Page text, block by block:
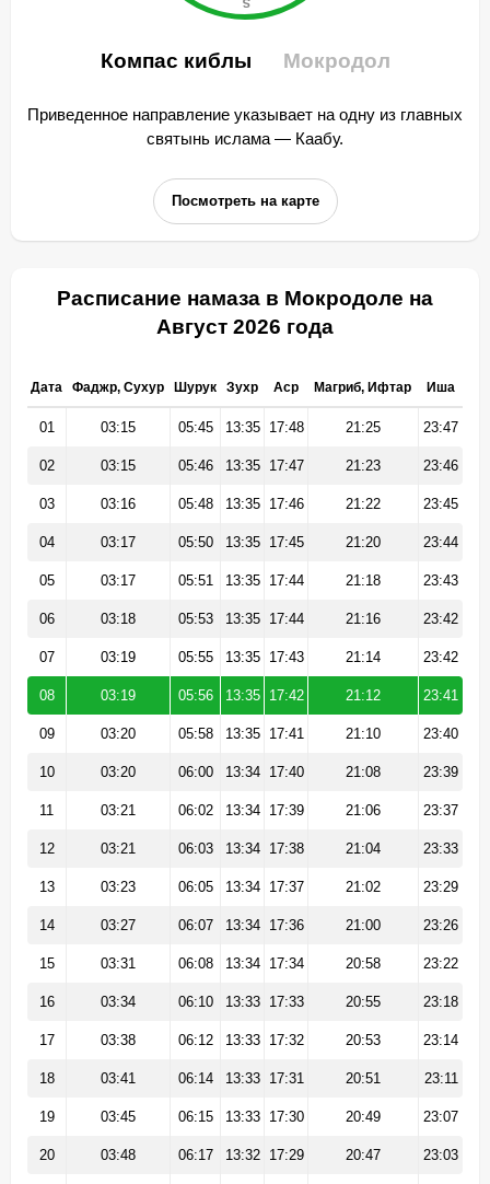
Компас киблы Мокродол
Приведенное направление указывает на одну из главных
святынь ислама — Каабу.
Посмотреть на карте
Расписание намаза в Мокродоле на
Август 2026 года
Дата Фаджр, Сухур Шурук Зухр Аср Магриб, Ифтар Иша
01 03:15 05:45 13:35 17:48 21:25 23:47
02 03:15 05:46 13:35 17:47 21:23 23:46
03 03:16 05:48 13:35 17:46 21:22 23:45
04 03:17 05:50 13:35 17:45 21:20 23:44
05 03:17 05:51 13:35 17:44 21:18 23:43
06 03:18 05:53 13:35 17:44 21:16 23:42
07 03:19 05:55 13:35 17:43 21:14 23:42
08 03:19 05:56 13:35 17:42 21:12 23:41
09 03:20 05:58 13:35 17:41 21:10 23:40
10 03:20 06:00 13:34 17:40 21:08 23:39
11 03:21 06:02 13:34 17:39 21:06 23:37
12 03:21 06:03 13:34 17:38 21:04 23:33
13 03:23 06:05 13:34 17:37 21:02 23:29
14 03:27 06:07 13:34 17:36 21:00 23:26
15 03:31 06:08 13:34 17:34 20:58 23:22
16 03:34 06:10 13:33 17:33 20:55 23:18
17 03:38 06:12 13:33 17:32 20:53 23:14
18 03:41 06:14 13:33 17:31 20:51 23:11
19 03:45 06:15 13:33 17:30 20:49 23:07
20 03:48 06:17 13:32 17:29 20:47 23:03